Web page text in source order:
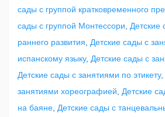
сады с группой кратковременного
сады с группой Монтессори
Детские
раннего развития
Детские сады с
испанскому языку, Детские сады с
Детские сады с занятиями по этикету,
занятиями хореографией
Детские
на баяне Детские сады с